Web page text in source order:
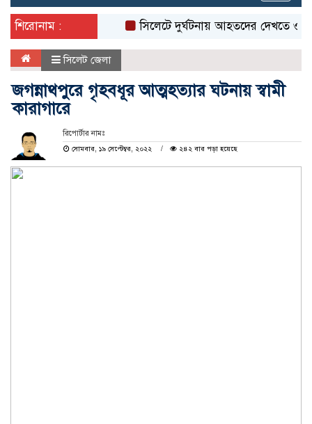
শিরোনাম :
সিলেটে দুর্ঘটনায় আহতদের দেখতে
সিলেট জেলা
জগন্নাথপুরে গৃহবধূর আত্মহত্যার ঘটনায় স্বামী
কারাগারে
রিপোর্টার নামঃ
সোমবার, ১৯ সেপ্টেম্বর, ২০২২
২৪২ বার পড়া হয়েছে